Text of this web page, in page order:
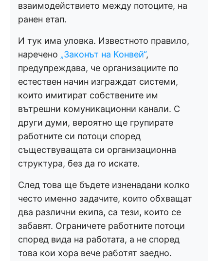
взаимодействието между потоците, на
ранен етап.
И тук има уловка. Известното правило,
наречено „Законът на Конвей“,
предупреждава, че организациите по
естествен начин изграждат системи,
които имитират собствените им
вътрешни комуникационни канали. С
други думи, вероятно ще групирате
работните си потоци според
съществуващата си организационна
структура, без да го искате.
След това ще бъдете изненадани колко
често именно задачите, които обхващат
два различни екипа, са тези, които се
забавят. Ограничете работните потоци
според вида на работата, а не според
това кои хора вече работят заедно.